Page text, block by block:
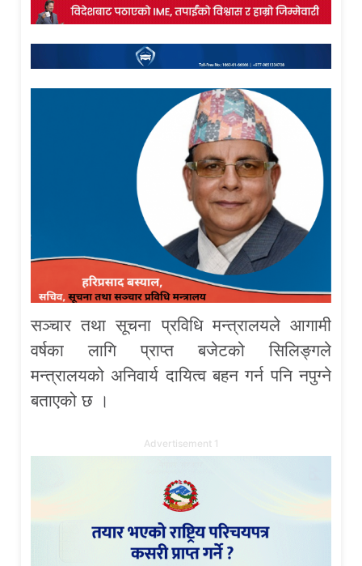
सञ्चार तथा सूचना प्रविधि मन्त्रालयले आगामी
वर्षका लागि प्राप्त बजेटको सिलिङ्गले
मन्त्रालयको अनिवार्य दायित्व बहन गर्न पनि नपुग्ने
बताएको छ ।
Advertisement 1